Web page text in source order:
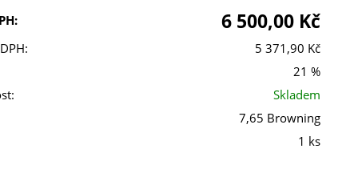
6 500,00 Kč
5 371,90 Kč
21 %
Skladem
7,65 Browning
1 ks